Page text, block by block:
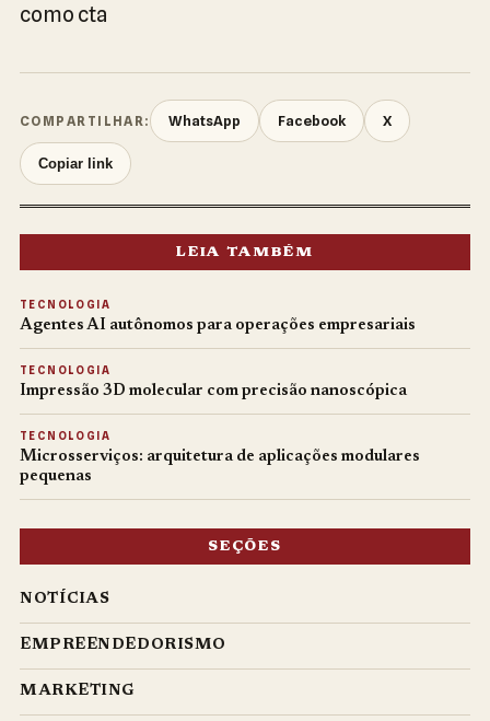
como cta
COMPARTILHAR: WhatsApp Facebook X
Copiar link
LEIA TAMBÉM
TECNOLOGIA
Agentes AI autônomos para operações empresariais
TECNOLOGIA
Impressão 3D molecular com precisão nanoscópica
TECNOLOGIA
Microsserviços: arquitetura de aplicações modulares
pequenas
SEÇÕES
NOTÍCIAS
EMPREENDEDORISMO
MARKETING